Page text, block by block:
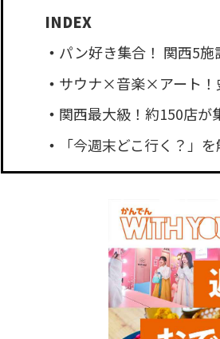
パン好き集合！ 関西5
サウナ×音楽×アート！
関西最大級！約150店
「今週末どこ行く？」